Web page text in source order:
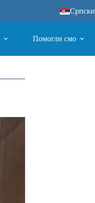
Српски
Помогли смо